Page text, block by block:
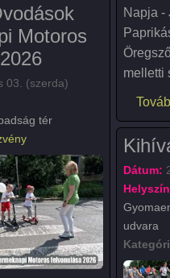
Napja -
melletti
Motoros
03. (szerda)
tér
Dátum:
udvara